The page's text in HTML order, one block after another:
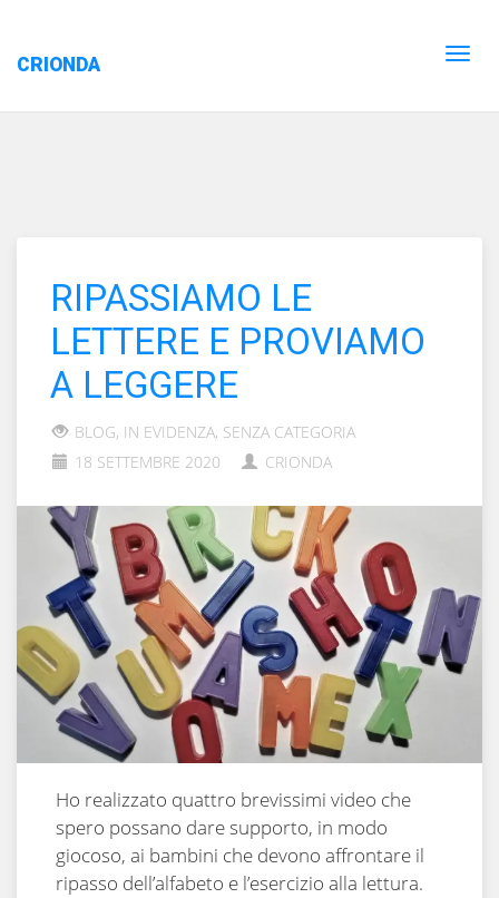
CRIONDA
RIPASSIAMO LE
LETTERE E PROVIAMO
A LEGGERE
BLOG, IN EVIDENZA, SENZA CATEGORIA
18 SETTEMBRE 2020
CRIONDA
Ho realizzato quattro brevissimi video che
spero possano dare supporto, in modo
giocoso, ai bambini che devono affrontare il
ripasso dell’alfabeto e l’esercizio alla lettura.